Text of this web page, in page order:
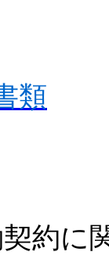
類
約に